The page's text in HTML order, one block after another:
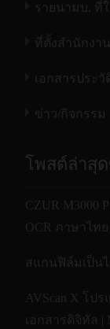
รายนามบ. ที่ใ
ที่ตั้งสำนักงาน
เอกสารประ
ข่าว/กิจกรรม
โพสต์ล่าสุด
CZUR M3000
OCR ภาษาไทย
สแกนฟิล์มเป็น
AVScan X โป
เอกสารดิจิทัล |